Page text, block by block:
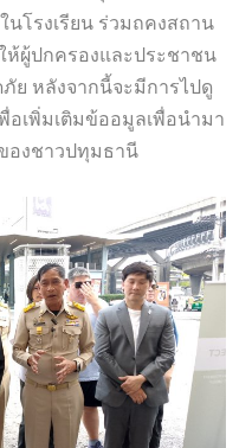
โรงเรียน ร่วมถคงสถาน
ห้ผู้ปกครองและประชาชน
ย หลังจากนี้จะมีการไปดู
อเพิ่มเติมข้ออมูลเพื่อนำมา
องชาวปทุมธานี